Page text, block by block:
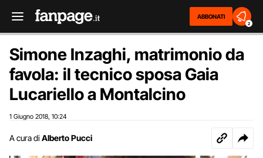
ABBONATI
2
Simone Inzaghi, matrimonio da
favola: il tecnico sposa Gaia
Lucariello a Montalcino
1 Giugno 2018 10:24
A cura di Alberto Pucci